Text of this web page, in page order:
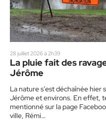
28 juillet 2026 à 2h39
La pluie fait des
Jérôme
La nature s’est déchaînée hier
Jérôme et environs. En effet,
mentionné sur la page
ville, Rémi…